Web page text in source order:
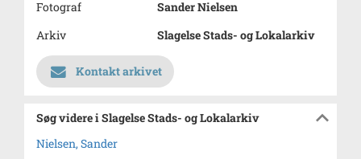
Fotograf
Sander Nielsen
Arkiv
Slagelse Stads- og Lokalarkiv
Kontakt arkivet
Søg videre i Slagelse Stads- og Lokalarkiv
Nielsen, Sander